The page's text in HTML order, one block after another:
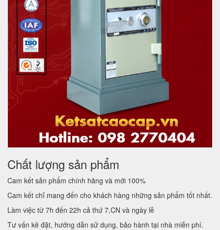
Chất lượng sản phẩm
Cam kết sản phẩm chính hãng và mới 100%
Cam kết chỉ mang đến cho khách hàng những sản phẩm tốt nhất.
Làm việc từ 7h đến 22h cả thứ 7,CN và ngày lễ
Tư vấn kê đặt, hướng dẫn sử dụng, bảo hành tại nhà miễn phí.